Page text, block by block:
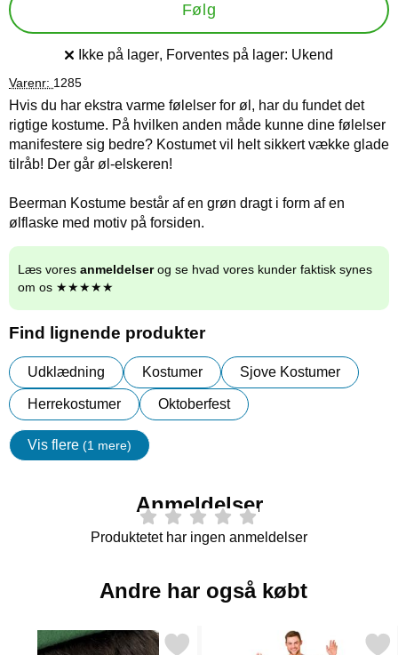
Følg
Produkttilgængelighed:
Ikke på lager, Forventes på lager: Ukend
Varenr: 1285
Hvis du har ekstra varme følelser for øl, har du fundet det
rigtige kostume. På hvilken anden måde kunne dine følelser
manifestere sig bedre? Kostumet vil helt sikkert vække glade
tilråb! Der går øl-elskeren!
Beerman Kostume består af en grøn dragt i form af en
ølflaske med motiv på forsiden.
Læs vores anmeldelserog se hvad vores kunder faktisk synes
om os ★★★★★
Find lignende produkter
Udklædning Kostumer Sjove Kostumer
Herrekostumer Oktoberfest
Vis flere (1 mere)
Egenskaper
Anmeldelser
Produktetet har ingen anmeldelser
Andre har også købt
Markér elverører i Gummi som favoritMarkér skummende Øl